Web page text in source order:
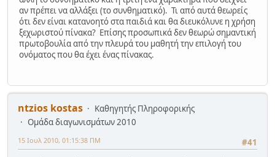
αν πρέπει να αλλάξει (το συνθηματικό). Τι από αυτά θεωρείς
ότι δεν είναι κατανοητό στα παιδιά και θα διευκόλυνε η χρήση
ξεχωριστού πίνακα? Επίσης προσωπικά δεν θεωρώ σημαντική
πρωτοβουλία από την πλευρά του μαθητή την επιλογή του
ονόματος που θα έχει ένας πίνακας.
ntzios kostas
Καθηγητής Πληροφορικής
Ομάδα διαγωνισμάτων 2010
#41
15 Ιουλ 2010, 01:15:38 ΠΜ